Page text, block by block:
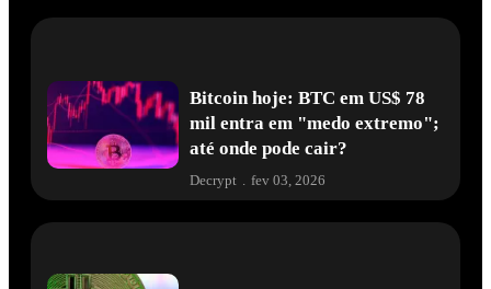
Bitcoin hoje: BTC em US$ 78
mil entra em "medo extremo";
até onde pode cair?
Decrypt . fev 03, 2026